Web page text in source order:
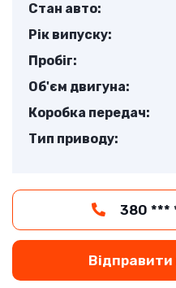
Стан авто:
Рік випуску:
Пробіг:
Об'єм двигуна:
Коробка передач:
Тип приводу:
Відправити